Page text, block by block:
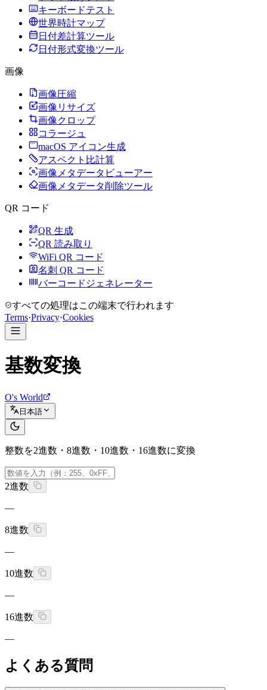
キーボードテスト
世界時計マップ
日付差計算ツール
日付形式変換ツール
画像
画像圧縮
画像リサイズ
画像クロップ
コラージュ
macOS アイコン生成
アスペクト比計算
画像メタデータビューアー
画像メタデータ削除ツール
QR コード
QR 生成
QR 読み取り
WiFi QR コード
名刺 QR コード
バーコードジェネレーター
すべての処理はこの端末で行われます
Terms·Privacy·Cookies
基数変換
O's World
日本語
整数を2進数・8進数・10進数・16進数に変換
2進数
—
8進数
—
10進数
—
16進数
—
よくある質問